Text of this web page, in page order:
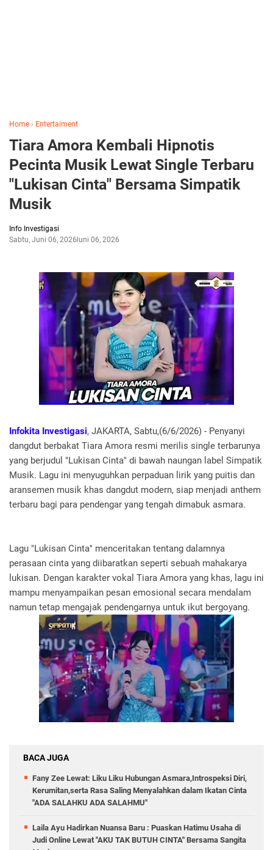
Home › Entertaiment
Tiara Amora Kembali Hipnotis
Pecinta Musik Lewat Single Terbaru
"Lukisan Cinta" Bersama Simpatik
Musik
Info Investigasi
Sabtu, Juni 06, 2026Juni 06, 2026
Infokita Investigasi, JAKARTA, Sabtu,(6/6/2026) - Penyanyi
dangdut berbakat Tiara Amora resmi merilis single terbarunya
yang berjudul "Lukisan Cinta" di bawah naungan label Simpatik
Musik. Lagu ini menyuguhkan perpaduan lirik yang puitis dan
aransemen musik khas dangdut modern, siap menjadi anthem
terbaru bagi para pendengar yang tengah dimabuk asmara.
Lagu "Lukisan Cinta" menceritakan tentang dalamnya
perasaan cinta yang diibaratkan seperti sebuah mahakarya
lukisan. Dengan karakter vokal Tiara Amora yang khas, lagu ini
mampu menyampaikan pesan emosional secara mendalam
namun tetap mengajak pendengarnya untuk ikut bergoyang.
BACA JUGA
Fany Zee Lewat: Liku Liku Hubungan Asmara,Introspeksi Diri,
Kerumitan,serta Rasa Saling Menyalahkan dalam Ikatan Cinta
"ADA SALAHKU ADA SALAHMU"
Laila Ayu Hadirkan Nuansa Baru : Puaskan Hatimu Usaha di
Judi Online Lewat "AKU TAK BUTUH CINTA" Bersama Sangita